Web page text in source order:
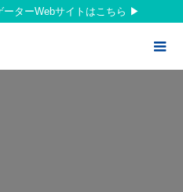
ターWebサイトはこちら